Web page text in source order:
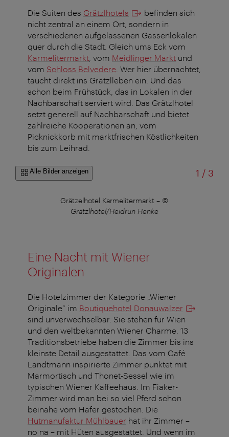
Die Suiten des Grätzlhotels
befinden sich
nicht zentral an einem Ort, sondern in
verschiedenen aufgelassenen Gassenlokalen
quer durch die Stadt. Gleich ums Eck vom
Karmelitermarkt , vom Meidlinger Markt und
vom Schloss Belvedere . Wer hier übernachtet,
taucht direkt ins Grätzlleben ein. Und das
schon beim Frühstück, das in Lokalen in der
Nachbarschaft serviert wird. Das Grätzlhotel
setzt generell auf Nachbarschaft und bietet
zahlreiche Kooperationen an, vom
Picknickkorb mit marktfrischen Köstlichkeiten
bis zum Leihrad.
Alle Bilder anzeigen 1 /von
3
Grätzelhotel Karmelitermarkt – ©
Grätzlhotel/Heidrun Henke
Eine Nacht mit Wiener
Originalen
Die Hotelzimmer der Kategorie „Wiener
Originale“ im Boutiquehotel Donauwalzer
sind unverwechselbar. Sie stehen für Wien
und den weltbekannten Wiener Charme. 13
Traditionsbetriebe haben die Zimmer bis ins
kleinste Detail ausgestattet. Das vom Café
Landtmann inspirierte Zimmer punktet mit
Marmortisch und Thonet-Sessel wie im
typischen Wiener Kaffeehaus. Im Fiaker-
Zimmer wird man bei so viel Pferd schon
beinahe vom Hafer gestochen. Die
Hutmanufaktur Mühlbauer hat ihr Zimmer –
no na – mit Hüten ausgestattet. Und wenn im